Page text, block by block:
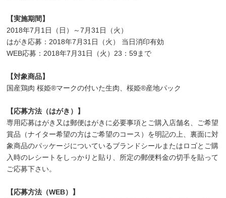
【実施期間】
2018年7月1日（日）～7月31日（火）
はがき応募：2018年7月31日（火） 当日消印有効
WEB応募：2018年7月31日（火）23：59まで
【対象商品】
国産鶏肉 桜姫®マークの付いた生肉、桜姫®産地パック
【応募方法（はがき）】
専用応募はがき又は郵便はがきに必要事項とご購入店舗名、ご希望
賞品（ナイター希望の方はご希望のコース）を明記の上、裏面に対
象商品のパッケージについているブランドシールまたはロゴとご購
入時のレシートをしっかりと貼り、所定の郵便料金の切手を貼って
ご応募下さい。
【応募方法（WEB）】